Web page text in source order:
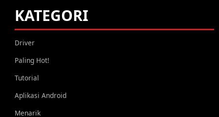
KATEGORI
Driver
Paling Hot!
Tutorial
Aplikasi Android
Menarik